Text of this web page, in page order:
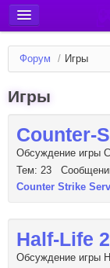
Добавить сервер
Мониторинг
Новости
Статьи
Форум
Форум / Игры
Игры
Counter-
Обсуждение игры
Тем: 23
Counter Strike
Half-Life
Обсуждение игры